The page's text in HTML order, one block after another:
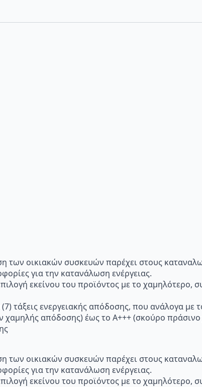
οικιακών συσκευών παρέχει στους
για την κατανάλωση ενέργειας.
εκείνου του προϊόντος με το χαμηλότερο,
τάξεις ενεργειακής απόδοσης, που ανάλογα με
χαμηλής απόδοσης) έως το Α+++ (σκούρο
οικιακών συσκευών παρέχει στους
για την κατανάλωση ενέργειας.
εκείνου του προϊόντος με το χαμηλότερο,